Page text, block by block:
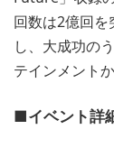
回数は2億回
し、大成功の
テインメント
■イベント詳